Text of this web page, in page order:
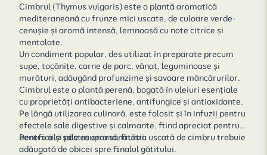
Cimbrul (Thymus vulgaris) este o plantă aromatică
mediteraneană cu frunze mici uscate, de culoare verde-
cenușie și aromă intensă, lemnoasă cu note citrice și
mentolate.
Un condiment popular, des utilizat în preparate precum
supe, tocănițe, carne de porc, vânat, leguminoase și
murături, adăugând profunzime și savoare mâncărurilor.
Cimbrul este o plantă perenă, bogată în uleiuri esențiale
cu proprietăți antibacteriene, antifungice și antioxidante.
Pe lângă utilizarea culinară, este folosit și în infuzii pentru
efectele sale digestive și calmante, fiind apreciat pentru
beneficiile sale asupra sănătății.
Pentru a-și păstra aroma, frunza uscată de cimbru trebuie
adăugată de obicei spre finalul gătitului.